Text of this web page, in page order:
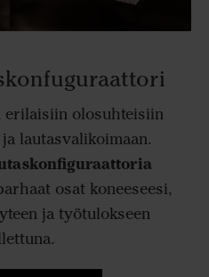
erilaisiin olosuhteisiin
lautasvalikoimaan.
osat koneeseesi,
ja työtulokseen